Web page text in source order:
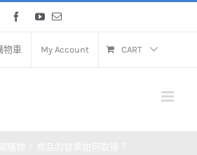
FacebookYouTube
Email
物車 My Account CART